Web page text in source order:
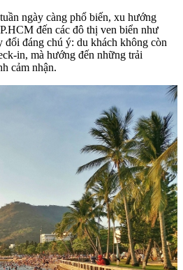
ngày càng phổ biến, xu hướng
đến các đô thị ven biển như
đáng chú ý: du khách không còn
in, mà hướng đến những trải
cảm nhận.